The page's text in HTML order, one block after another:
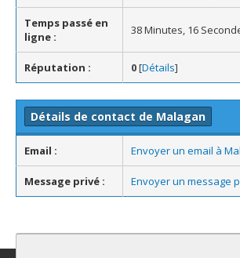
Temps passé en
ligne :
38 Minutes, 16
Réputation : 0[Détails]
Détails de contact de Malagan
Email : Envoyer un email à
Message privé : Envoyer un message